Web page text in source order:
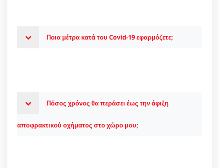
Ποια μέτρα κατά του Covid-19 εφαρμόζετε;
Πόσος χρόνος θα περάσει έως την άφιξη
αποφρακτικού οχήματος στο χώρο μου;